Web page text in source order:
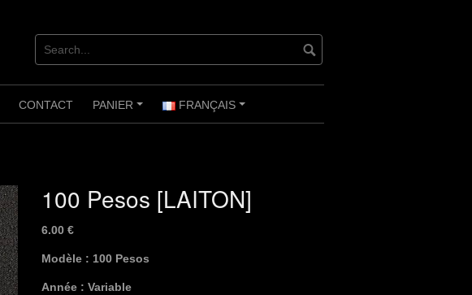
CONTACT
+
PANIER
+
FRANÇAIS
100 Pesos [LAITON]
6.00 €
Modèle : 100 Pesos
Année : Variable